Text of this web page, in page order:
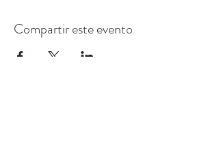
Compartir este evento